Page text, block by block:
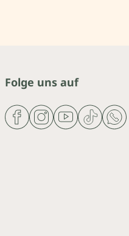
Folge uns auf